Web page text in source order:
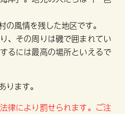
風情を残した地区です。
、その周りは磯で囲まれてい
るには最高の場所といえるで
ります。
律により罰せられます。ご注